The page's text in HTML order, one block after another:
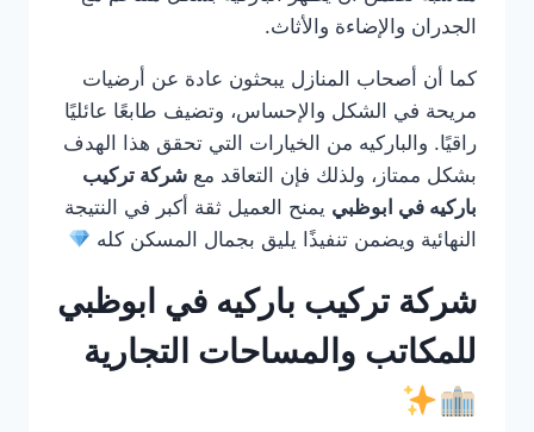
الجدران والإضاءة والأثاث.
كما أن أصحاب المنازل يبحثون عادة عن أرضيات
مريحة في الشكل والإحساس، وتضيف طابعًا عائليًا
راقيًا. والباركيه من الخيارات التي تحقق هذا الهدف
بشكل ممتاز، ولذلك فإن التعاقد مع شركة تركيب
باركيه في ابوظبي يمنح العميل ثقة أكبر في النتيجة
النهائية ويضمن تنفيذًا يليق بجمال المسكن كله
شركة تركيب باركيه في ابوظبي
للمكاتب والمساحات التجارية